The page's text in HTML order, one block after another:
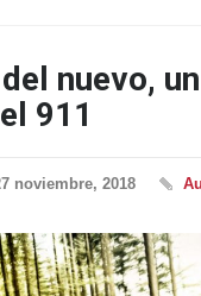
nuevo,
911
noviembre, 2018